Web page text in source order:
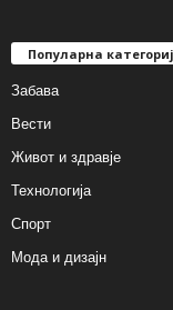
Популарна
Забава
Вести
Живот и здравје
Технологија
Спорт
Мода и дизајн